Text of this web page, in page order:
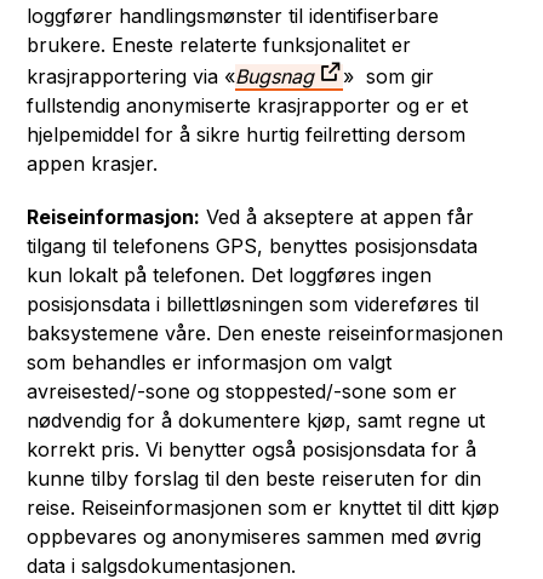
loggfører handlingsmønster til identifiserbare
brukere. Eneste relaterte funksjonalitet er
krasjrapportering via «Bugsnag
» som gir
fullstendig anonymiserte krasjrapporter og er et
hjelpemiddel for å sikre hurtig feilretting dersom
appen krasjer.
Reiseinformasjon: Ved å akseptere at appen får
tilgang til telefonens GPS, benyttes posisjonsdata
kun lokalt på telefonen. Det loggføres ingen
posisjonsdata i billettløsningen som videreføres til
baksystemene våre. Den eneste reiseinformasjonen
som behandles er informasjon om valgt
avreisested/-sone og stoppested/-sone som er
nødvendig for å dokumentere kjøp, samt regne ut
korrekt pris. Vi benytter også posisjonsdata for å
kunne tilby forslag til den beste reiseruten for din
reise. Reiseinformasjonen som er knyttet til ditt kjøp
oppbevares og anonymiseres sammen med øvrig
data i salgsdokumentasjonen.